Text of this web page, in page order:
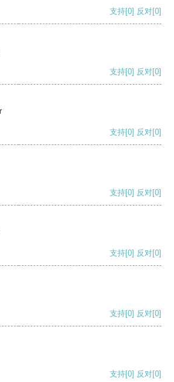
支持[0] 反对[0]
支持[0] 反对[0]
支持[0] 反对[0]
支持[0] 反对[0]
支持[0] 反对[0]
支持[0] 反对[0]
支持[0] 反对[0]